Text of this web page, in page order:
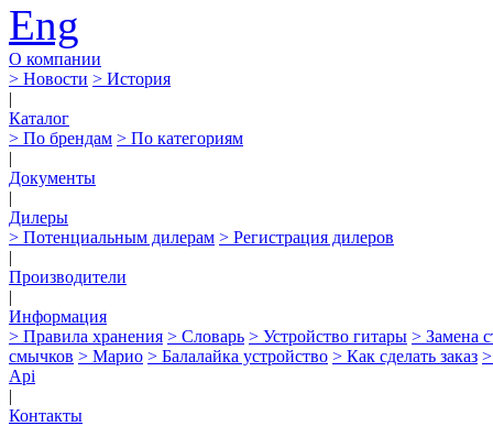
Eng
О компании
> Новости > История
|
Каталог
> По брендам > По категориям
|
Документы
|
Дилеры
> Потенциальным дилерам > Регистрация дилеров
|
Производители
|
Информация
> Правила хранения > Словарь > Устройство гитары > Замена
смычков > Марио > Балалайка устройство > Как сделать заказ
Api
|
Контакты